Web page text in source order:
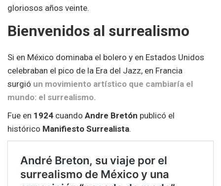
gloriosos años veinte.
Bienvenidos al surrealismo
Si en México dominaba el bolero y en Estados Unidos
celebraban el pico de la Era del Jazz, en Francia
surgió un movimiento artístico que cambiaría el
mundo: el surrealismo.
Fue en 1924 cuando Andre Bretón publicó el
histórico Manifiesto Surrealista.